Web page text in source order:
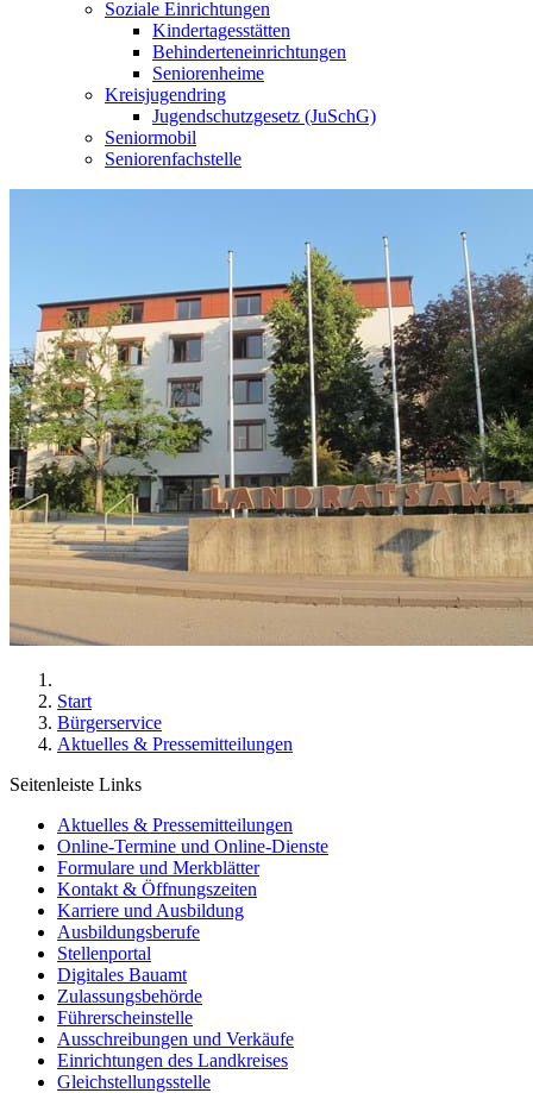
Soziale Einrichtungen
Kindertagesstätten
Behinderteneinrichtungen
Seniorenheime
Kreisjugendring
Jugendschutzgesetz (JuSchG)
Seniormobil
Seniorenfachstelle
Start
Bürgerservice
Aktuelles & Pressemitteilungen
Seitenleiste Links
Aktuelles & Pressemitteilungen
Online-Termine und Online-Dienste
Formulare und Merkblätter
Kontakt & Öffnungszeiten
Karriere und Ausbildung
Ausbildungsberufe
Stellenportal
Digitales Bauamt
Zulassungsbehörde
Führerscheinstelle
Ausschreibungen und Verkäufe
Einrichtungen des Landkreises
Gleichstellungsstelle